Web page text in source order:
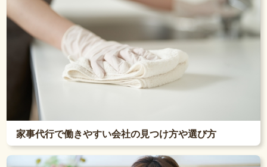
家事代行で働きやすい会社の見つけ方や選び方